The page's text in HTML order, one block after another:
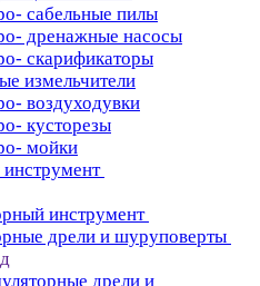
сабельные пилы
дренажные насосы
скарификаторы
измельчители
воздуходувки
кусторезы
мойки
инструмент
дрели и шуруповерты
дрели и